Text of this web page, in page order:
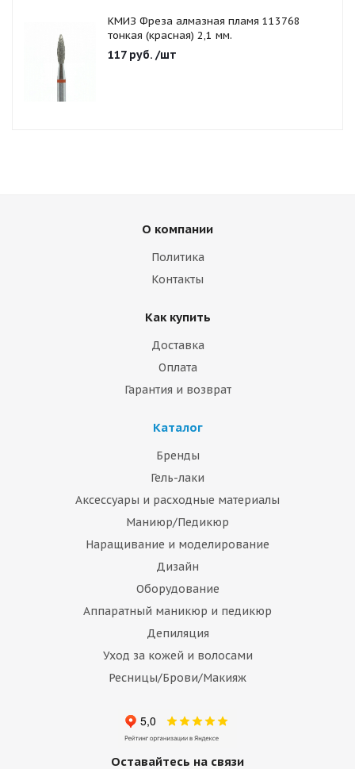
КМИЗ Фреза алмазная пламя 113768
тонкая (красная) 2,1 мм.
117руб. /шт
О компании
Политика
Контакты
Как купить
Доставка
Оплата
Гарантия и возврат
Каталог
Бренды
Гель-лаки
Аксессуары и расходные материалы
Маниюр/Педикюр
Наращивание и моделирование
Дизайн
Оборудование
Аппаратный маникюр и педикюр
Депиляция
Уход за кожей и волосами
Ресницы/Брови/Макияж
Оставайтесь на связи